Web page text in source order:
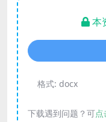
本
格式: docx
下载遇到问题？可